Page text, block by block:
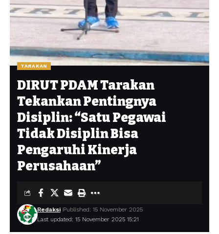
TARAKAN
DIRUT PDAM Tarakan
Tekankan Pentingnya
Disiplin: “Satu Pegawai
Tidak Disiplin Bisa
Pengaruhi Kinerja
Perusahaan”
Last updated: 15 November 2025 15:21
Redaksi Published: 15 November 2025